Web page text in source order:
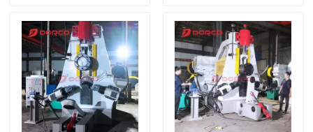
ニュース
すべての場合
ブログ